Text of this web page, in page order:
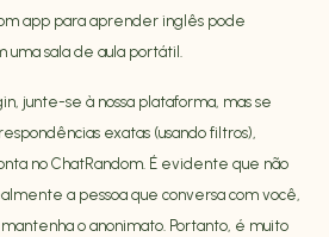
app para aprender inglês pode
uma sala de aula portátil.
junte-se à nossa plataforma, mas se
exatas (usando filtros),
no ChatRandom. É evidente que não
a pessoa que conversa com você,
o anonimato. Portanto, é muito